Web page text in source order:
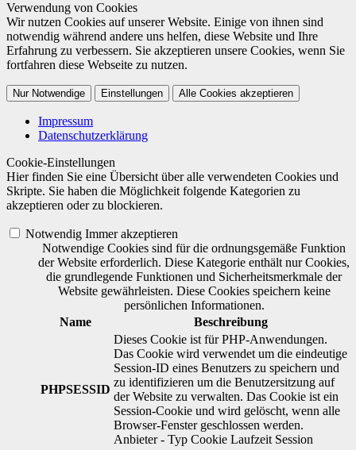
Verwendung von Cookies
Wir nutzen Cookies auf unserer Website. Einige von ihnen sind
notwendig während andere uns helfen, diese Website und Ihre
Erfahrung zu verbessern. Sie akzeptieren unsere Cookies, wenn Sie
fortfahren diese Webseite zu nutzen.
Nur Notwendige Einstellungen Alle Cookies akzeptieren
Impressum
Datenschutzerklärung
Cookie-Einstellungen
Hier finden Sie eine Übersicht über alle verwendeten Cookies und
Skripte. Sie haben die Möglichkeit folgende Kategorien zu
akzeptieren oder zu blockieren.
Notwendig Immer akzeptieren
Notwendige Cookies sind für die ordnungsgemäße Funktion
der Website erforderlich. Diese Kategorie enthält nur Cookies,
die grundlegende Funktionen und Sicherheitsmerkmale der
Website gewährleisten. Diese Cookies speichern keine
persönlichen Informationen.
Name
Beschreibung
PHPSESSID
Dieses Cookie ist für PHP-Anwendungen.
Das Cookie wird verwendet um die eindeutige
Session-ID eines Benutzers zu speichern und
zu identifizieren um die Benutzersitzung auf
der Website zu verwalten. Das Cookie ist ein
Session-Cookie und wird gelöscht, wenn alle
Browser-Fenster geschlossen werden.
Anbieter - Typ Cookie Laufzeit Session